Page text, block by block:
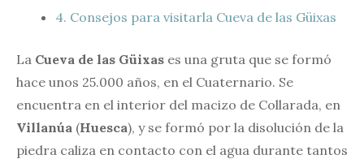
4. Consejos para visitarla Cueva de las Güixas
La Cueva de las Güixas es una gruta que se formó
hace unos 25.000 años, en el Cuaternario. Se
encuentra en el interior del macizo de Collarada, en
Villanúa (Huesca), y se formó por la disolución de la
piedra caliza en contacto con el agua durante tantos